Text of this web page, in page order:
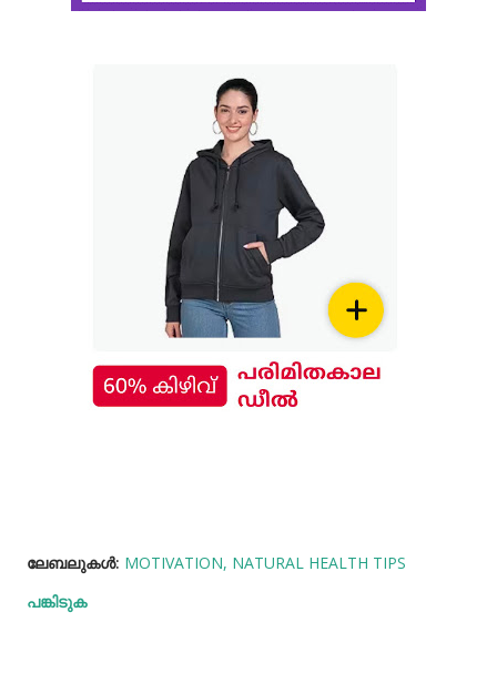
ലേബലുകള്‍: MOTIVATION NATURAL HEALTH TIPS
പങ്കിടുക